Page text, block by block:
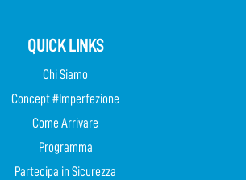
QUICK LINKS
Chi Siamo
Concept #Imperfezione
Come Arrivare
Programma
Partecipa in Sicurezza